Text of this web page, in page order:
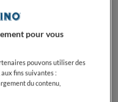
pour vous
pouvons utiliser des
fins suivantes :
du contenu,